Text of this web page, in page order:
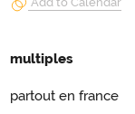
multiples
partout en france